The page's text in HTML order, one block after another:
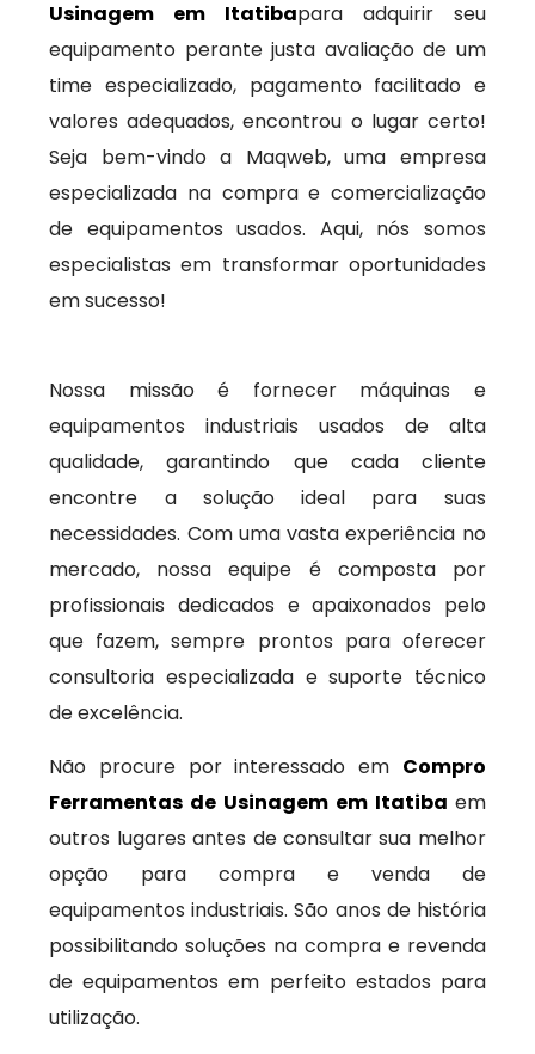
Usinagem em Itatibapara adquirir seu
equipamento perante justa avaliação de um
time especializado, pagamento facilitado e
valores adequados, encontrou o lugar certo!
Seja bem-vindo a Maqweb, uma empresa
especializada na compra e comercialização
de equipamentos usados. Aqui, nós somos
especialistas em transformar oportunidades
em sucesso!
Nossa missão é fornecer máquinas e
equipamentos industriais usados de alta
qualidade, garantindo que cada cliente
encontre a solução ideal para suas
necessidades. Com uma vasta experiência no
mercado, nossa equipe é composta por
profissionais dedicados e apaixonados pelo
que fazem, sempre prontos para oferecer
consultoria especializada e suporte técnico
de excelência.
Não procure por interessado em Compro
Ferramentas de Usinagem em Itatiba em
outros lugares antes de consultar sua melhor
opção para compra e venda de
equipamentos industriais. São anos de história
possibilitando soluções na compra e revenda
de equipamentos em perfeito estados para
utilização.